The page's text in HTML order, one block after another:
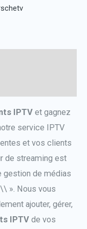
IPTV et gagnez
service IPTV
et vos clients
de streaming est
gestion de médias
». Nous vous
ajouter, gérer,
IPTV de vos